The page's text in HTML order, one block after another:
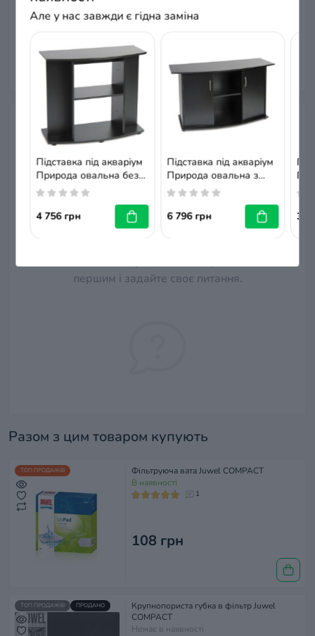
Питання та відповіді
Додайте питання, і ми відповімо найближчим часом.
+ Додати питання
першим і задайте своє питання.
Разом з цим товаром купують
ТОП ПРОДАЖІВ
Фільтруюча вата Juwel COMPACT
В наявності
1
108 грн
ТОП ПРОДАЖІВ ПРОДАНО
Крупнопориста губка в фільтр Juwel
COMPACT
Немає в наявності
Але у нас завжди є гідна заміна
Підставка під акваріум
Природа овальна без
дверей, чорна,
4 756 грн
Підставка під акваріум
Природа овальна з
дверима, чорна,
6 796 грн
3